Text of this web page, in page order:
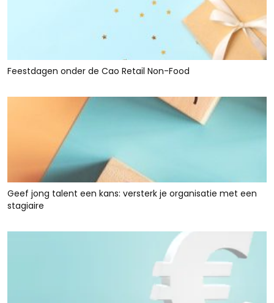
Feestdagen onder de Cao Retail Non-Food
Geef jong talent een kans: versterk je organisatie met een
stagiaire